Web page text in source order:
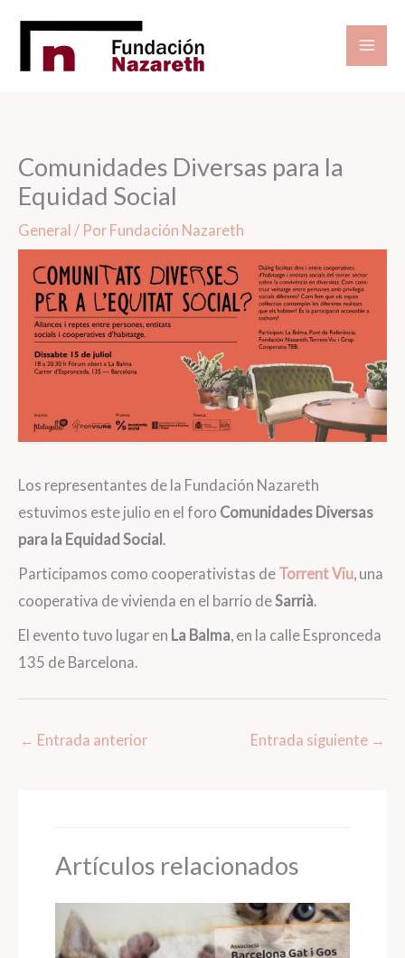
contenido
Comunidades Diversas para la
Equidad Social
General / Por Fundación Nazareth
Los representantes de la Fundación Nazareth
estuvimos este julio en el foro Comunidades Diversas
para la Equidad Social.
Participamos como cooperativistas de Torrent Viu, una
cooperativa de vivienda en el barrio deSarrià.
El evento tuvo lugar en La Balma, en la calle Espronceda
135 de Barcelona.
← Entrada anterior Entrada siguiente →
Artículos relacionados